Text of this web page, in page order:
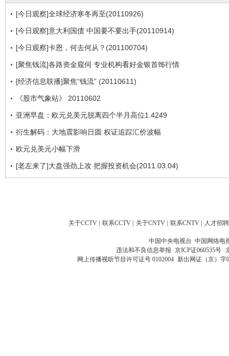
[今日观察]全球经济寒冬再至(20110926)
[今日观察]意大利国债 中国要不要出手(20110914)
[今日观察]卡恩，何去何从？(201100704)
[聚焦钱流]各路资金窥伺 专业机构看好金银首饰行情
[经济信息联播]聚焦“钱流” (20110611)
《股市气象站》 20110602
亚洲早盘：欧元兑美元脱离四个半月高位1.4249
衍生解码：大地震影响日圆 权证追踪汇价波幅
欧元兑美元小幅下滑
[老左来了]大盘强劲上攻 把握投资机会(2011.03.04)
关于CCTV 联系CCTV 关于CNTV 联系CNTV 人才招聘
中国中央电视台 中国网络电
违法和不良信息举报 京ICP证060535号
网上传播视听节目许可证号 0102004 新出网证（京）